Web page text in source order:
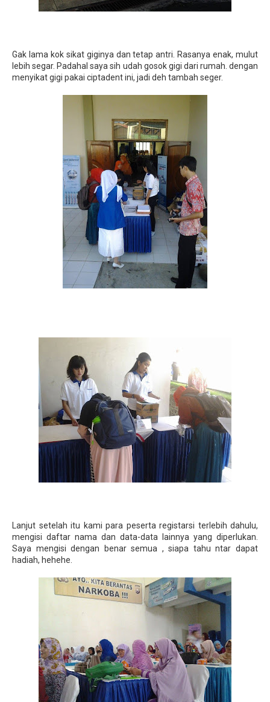
Gak lama kok sikat giginya dan tetap antri. Rasanya enak, mulut
lebih segar. Padahal saya sih udah gosok gigi dari rumah. dengan
menyikat gigi pakai ciptadent ini, jadi deh tambah seger.
Lanjut setelah itu kami para peserta registarsi terlebih dahulu,
mengisi daftar nama dan data-data lainnya yang diperlukan.
Saya mengisi dengan benar semua , siapa tahu ntar dapat
hadiah, hehehe.